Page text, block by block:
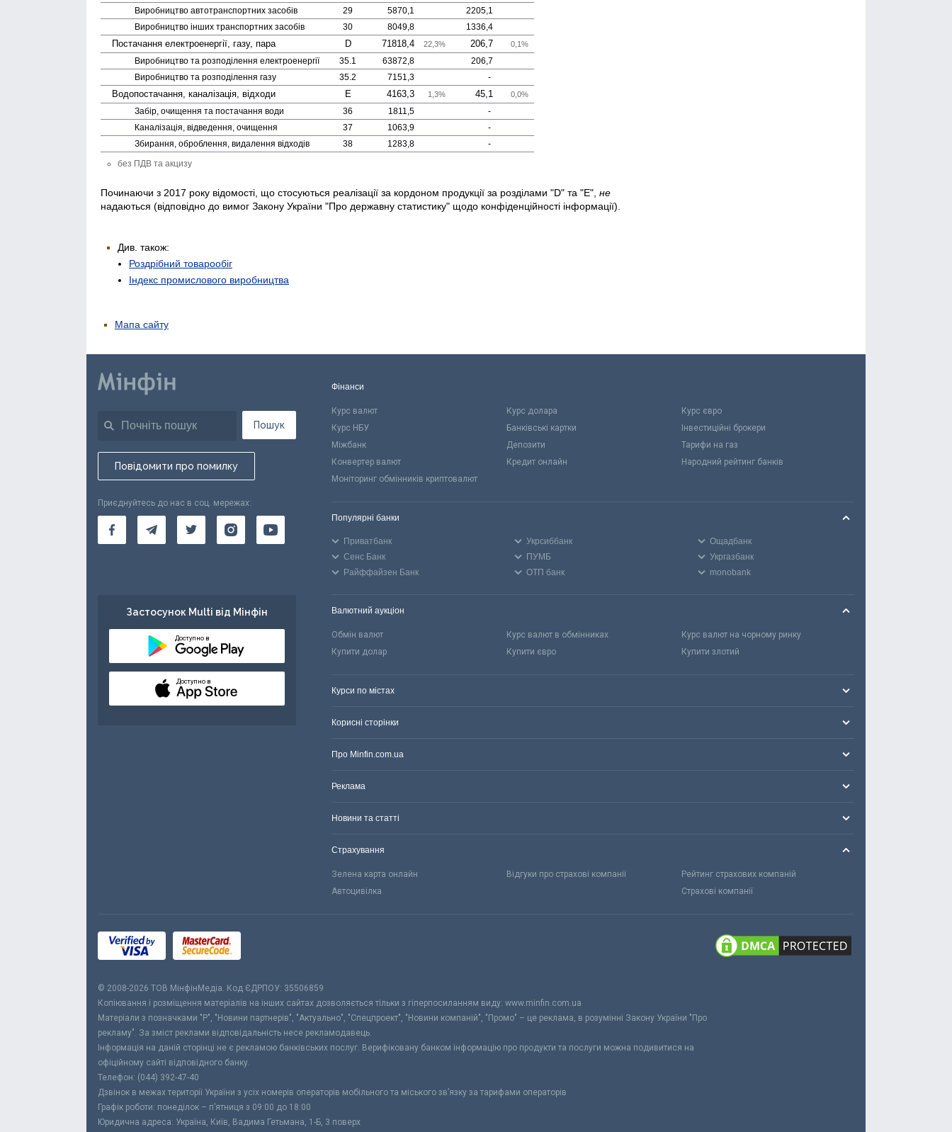
Виробництво авто­транспортних засобів
29 5870,1
2205,1
Виробництво інших транспортних засобів
30 8049,8 1336,4
Постачання електро­енергії, газу, пара D 71818,4 22,3% 206,7 0,1%
Виробництво та розподілення електро­енергії 35.1 63872,8
206,7
Виробництво та розподілення газу
35.2 7151,3 -
Водопостачання, каналізація, відходи E 4163,3 1,3% 45,1 0,0%
Забір, очищення та постачання води 36 1811,5
-
Каналізація, відведення, очищення
37 1063,9
-
Збирання, оброблення, видалення відходів
38 1283,8
-
без ПДВ та акцизу
Починаючи з 2017 року відомості, що стосуються реалізації за кордоном продукції за розділами "D" та "Е", не
надаються (відповідно до вимог Закону України "Про державну статистику" щодо конфіденційності інформації).
Див. також:
Роздрібний товарообіг
Індекс промислового виробництва
Мапа сайту
Пошук
Повідомити про помилку
Приєднуйтесь до нас в соц. мережах:
Застосунок Multi від Мінфін
Доступно в
Доступно в
Фінанси
Курс валют Курс долара
Курс євро
Курс НБУ
Банківські картки
Інвестиційні брокери
Міжбанк
Депозити
Тарифи на газ
Конвертер валют
Кредит онлайн
Народний рейтинг банків
Моніторинг обмінників криптовалют
Популярні банки
Приватбанк Укрсиббанк
Ощадбанк
Сенс Банк
ПУМБ
Укргазбанк
Райффайзен Банк
ОТП банк monobank
Валютний аукціон
Обмін валют Курс валют в обмінниках
Курс валют на чорному ринку
Купити долар
Купити євро Купити злотий
Курси по містах
Корисні сторінки
Про Minfin.com.ua
Реклама
Новини та статті
Страхування
Зелена карта онлайн Відгуки про страхові компанії
Рейтинг страхових компаній
Автоцивілка
Страхові компанії
© 2008-2026 ТОВ МiнфiнМедiа. Код ЄДРПОУ: 35506859
Копіювання і розміщення матеріалів на інших сайтах дозволяється тільки з гіперпосиланням виду: www.minfin.com.ua
Матеріали з позначками "Р", "Новини партнерів", "Актуально", "Спецпроект", "Новини компаній", "Промо" – це реклама, в розумінні Закону України "Про
рекламу". За зміст реклами відповідальність несе рекламодавець.
Інформація на даній сторінці не є рекламою банківських послуг. Верифіковану банком інформацію про продукти та послуги можна подивитися на
офіційному сайті відповідного банку.
Телефон: (044) 392-47-40
Дзвінок в межах території України з усіх номерів операторів мобільного та міського зв’язку за тарифами операторів
Графік роботи: понеділок – п’ятниця з 09:00 до 18:00
Юридична адреса: Україна, Київ, Вадима Гетьмана, 1-Б, 3 поверх